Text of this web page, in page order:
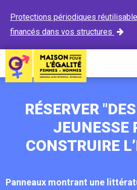
Protections périodiques
financés dans vos structures
RÉSERVER
JEUNESSE
CONSTRUIRE
Panneaux montrant une